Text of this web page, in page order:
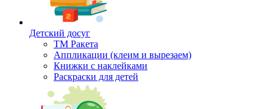
Детский досуг
ТМ Ракета
Аппликации (клеим и вырезаем)
Книжки с наклейками
Раскраски для детей